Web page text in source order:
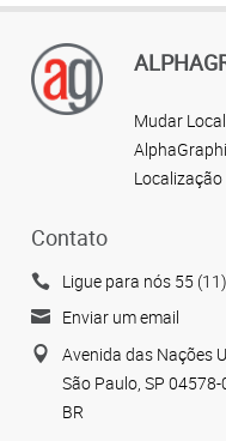
Mudar
Contato
Ligue para nós 55
Enviar um email
Avenida das Nações
São Paulo, SP 04578-
BR